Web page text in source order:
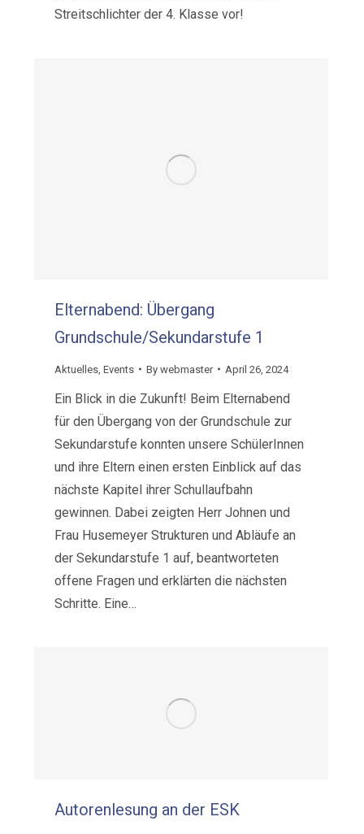
Streitschlichter der 4. Klasse vor!
Elternabend: Übergang
Grundschule/Sekundarstufe 1
Aktuelles ,Events Bywebmaster April 26, 2024
Ein Blick in die Zukunft! Beim Elternabend
für den Übergang von der Grundschule zur
Sekundarstufe konnten unsere SchülerInnen
und ihre Eltern einen ersten Einblick auf das
nächste Kapitel ihrer Schullaufbahn
gewinnen. Dabei zeigten Herr Johnen und
Frau Husemeyer Strukturen und Abläufe an
der Sekundarstufe 1 auf, beantworteten
offene Fragen und erklärten die nächsten
Schritte. Eine…
Autorenlesung an der ESK